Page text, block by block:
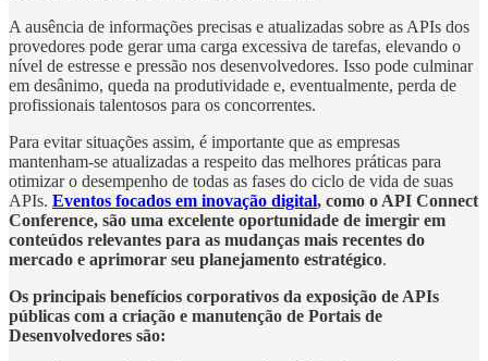
A ausência de informações precisas e atualizadas sobre as APIs dos
provedores pode gerar uma carga excessiva de tarefas, elevando o
nível de estresse e pressão nos desenvolvedores. Isso pode culminar
em desânimo, queda na produtividade e, eventualmente, perda de
profissionais talentosos para os concorrentes.
Para evitar situações assim, é importante que as empresas
mantenham-se atualizadas a respeito das melhores práticas para
otimizar o desempenho de todas as fases do ciclo de vida de suas
APIs. Eventos focados em inovação digital, como o API Connect
Conference, são uma excelente oportunidade de imergir em
conteúdos relevantes para as mudanças mais recentes do
mercado e aprimorar seu planejamento estratégico.
Os principais benefícios corporativos da exposição de APIs
públicas com a criação e manutenção de Portais de
Desenvolvedores são: